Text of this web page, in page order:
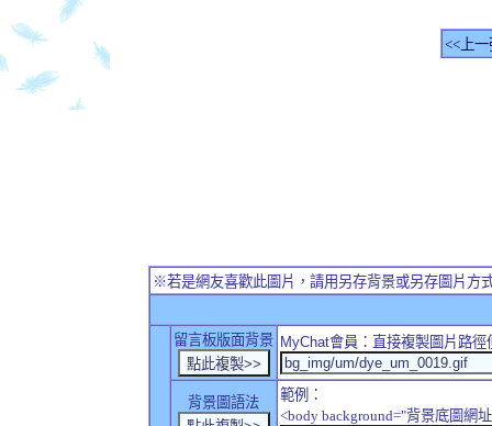
<<上一
※若是網友喜歡此圖片，請用另存背景或另存圖片方
留言板版面背景 MyChat會員：直接複製圖片路
背景圖語法
範例：
<body background="背景底圖網